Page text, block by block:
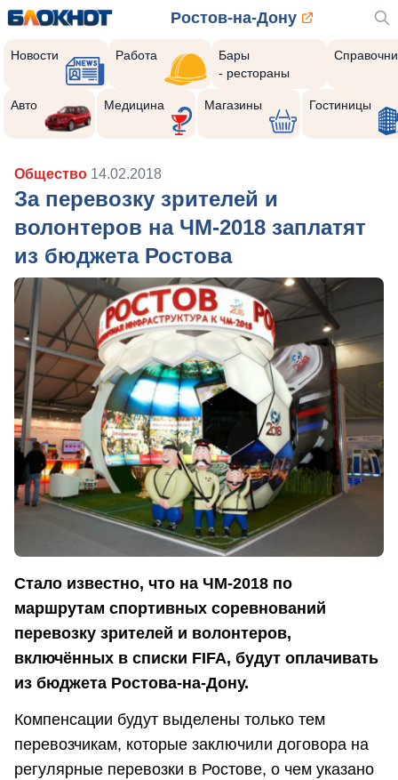
Ростов-на-Дону
Новости Работа
Бары
- рестораны
Авто Медицина Магазины Гостиницы
Общество 14.02.2018
За перевозку зрителей и
волонтеров на ЧМ-2018 заплатят
из бюджета Ростова
Стало известно, что на ЧМ-2018 по
маршрутам спортивных соревнований
перевозку зрителей и волонтеров,
включённых в списки FIFA, будут оплачивать
из бюджета Ростова-на-Дону.
Компенсации будут выделены только тем
перевозчикам, которые заключили договора на
регулярные перевозки в Ростове, о чем указано